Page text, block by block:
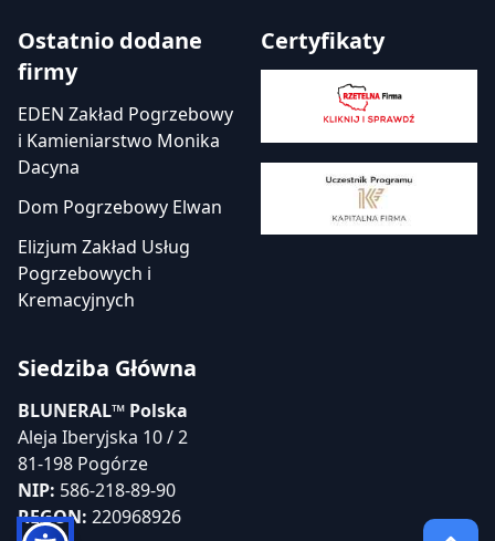
Ostatnio dodane
firmy
EDEN Zakład Pogrzebowy
i Kamieniarstwo Monika
Dacyna
Dom Pogrzebowy Elwan
Elizjum Zakład Usług
Pogrzebowych i
Kremacyjnych
Certyfikaty
Siedziba Główna
BLUNERAL™ Polska
Aleja Iberyjska 10 / 2
81-198 Pogórze
NIP: 586-218-89-90
REGON: 220968926